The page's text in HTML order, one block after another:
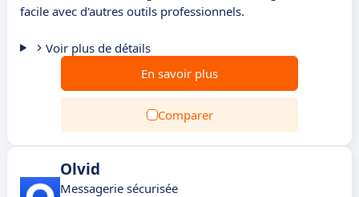
facile avec d'autres outils professionnels.
Voir plus de détails
En savoir plus
Comparer
Olvid
Messagerie sécurisée